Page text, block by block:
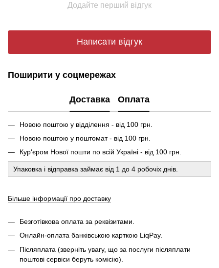
Додайте перший відгук
Написати відгук
Поширити у соцмережах
Доставка Оплата
Новою поштою у відділення - від 100 грн.
Новою поштою у поштомат - від 100 грн.
Кур'єром Нової пошти по всій Україні - від 100 грн.
Упаковка і відправка займає від 1 до 4 робочіх днів.
Більше інформації про доставку
Безготівкова оплата за реквізитами.
Онлайн-оплата банківською карткою LiqPay.
Післяплата (зверніть увагу, що за послуги післяплати
поштові сервіси беруть комісію).